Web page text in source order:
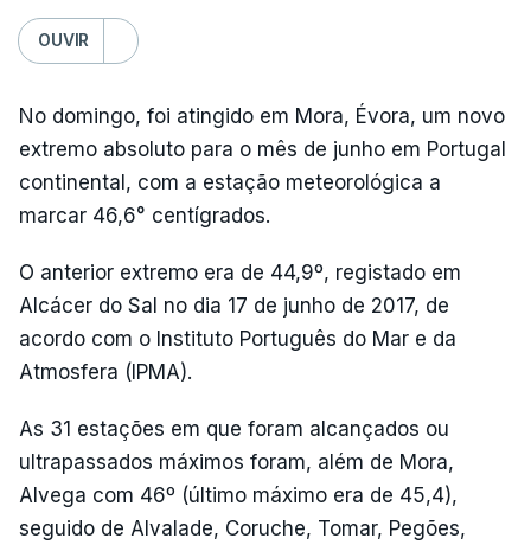
OUVIR
No domingo, foi atingido em Mora, Évora, um novo
extremo absoluto para o mês de junho em Portugal
continental, com a estação meteorológica a
marcar 46,6° centígrados.
O anterior extremo era de 44,9º, registado em
Alcácer do Sal no dia 17 de junho de 2017, de
acordo com o Instituto Português do Mar e da
Atmosfera (IPMA).
As 31 estações em que foram alcançados ou
ultrapassados máximos foram, além de Mora,
Alvega com 46º (último máximo era de 45,4),
seguido de Alvalade, Coruche, Tomar, Pegões,